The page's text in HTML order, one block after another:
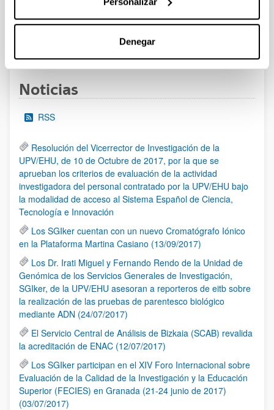
Denegar
al 30/07/2026 (ambos incluídos)
PáginaPáginaPágina
3 ...Páginas intermedias Use TAB
Noticias
RSS
Resolución del Vicerrector de Investigación de la
UPV/EHU, de 10 de Octubre de 2017, por la que se
aprueban los criterios de evaluación de la actividad
investigadora del personal contratado por la UPV/EHU bajo
la modalidad de acceso al Sistema Español de Ciencia,
Tecnología e Innovación
Los SGIker cuentan con un nuevo Cromatógrafo Iónico
en la Plataforma Martina Casiano (13/09/2017)
Los Dr. Irati Miguel y Fernando Rendo de la Unidad de
Genómica de los Servicios Generales de Investigación,
SGIker, de la UPV/EHU asesoran a reporteros de eitb sobre
la realización de las pruebas de parentesco biológico
mediante ADN (24/07/2017)
El Servicio Central de Análisis de Bizkaia (SCAB) revalida
la acreditación de ENAC (12/07/2017)
Los SGIker participan en el XIV Foro Internacional sobre
Evaluación de la Calidad de la Investigación y la Educación
Superior (FECIES) en Granada (21-24 junio de 2017)
(03/07/2017)